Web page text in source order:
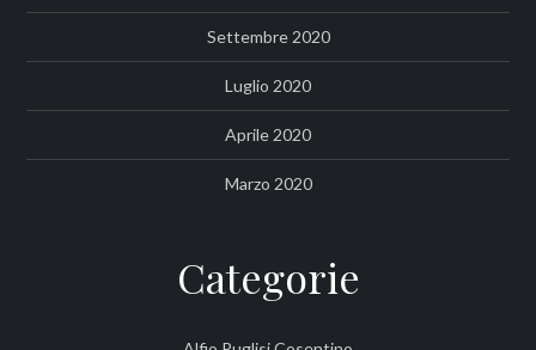
Settembre 2020
Luglio 2020
Aprile 2020
Marzo 2020
Categorie